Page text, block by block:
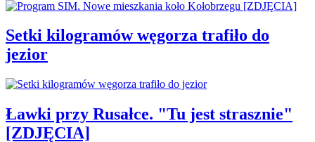
Setki kilogramów węgorza trafiło do
jezior
Ławki przy Rusałce. "Tu jest strasznie"
[ZDJĘCIA]